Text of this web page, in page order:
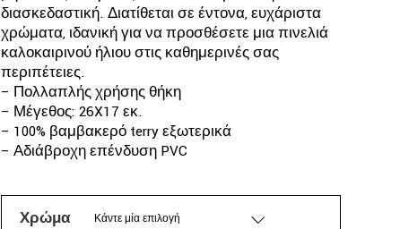
διασκεδαστική. Διατίθεται σε έντονα, ευχάριστα
χρώματα, ιδανική για να προσθέσετε μια πινελιά
καλοκαιρινού ήλιου στις καθημερινές σας
περιπέτειες.
– Πολλαπλής χρήσης θήκη
– Μέγεθος: 26X17 εκ.
– 100% βαμβακερό terry εξωτερικά
– Αδιάβροχη επένδυση PVC
Χρώμα Κάντε μία επιλογή